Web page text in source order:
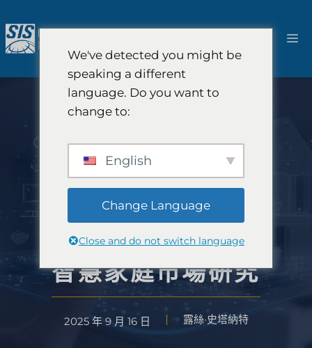
至
內
選
智慧家庭市場研究
2025 年 9 月 16 日 露絲·史塔納特
We've detected you might be
speaking a different
language. Do you want to
change to:
English
Change Language
Close and do not switch language